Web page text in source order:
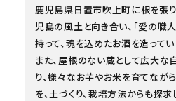
鹿児島県日置市吹上町に根を張
児島の風土と向き合い、「愛の職
持って、魂を込めたお酒を造ってい
また、屋根のない蔵として広大
り、様々なお芋やお米を育てなが
を、土づくり、栽培方法からも探求